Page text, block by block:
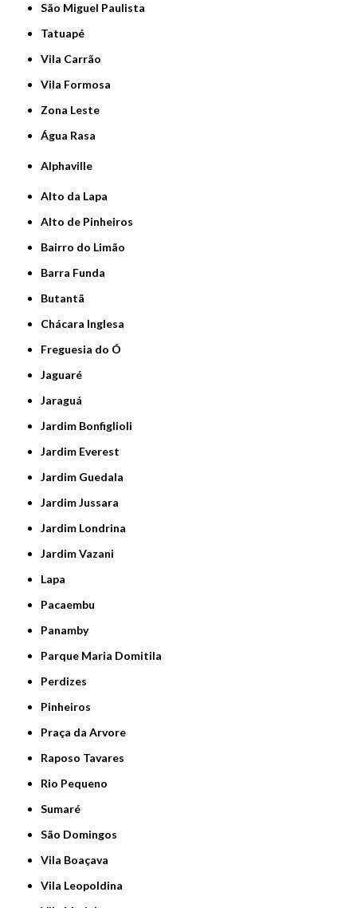
São Miguel Paulista
Tatuapé
Vila Carrão
Vila Formosa
Zona Leste
Água Rasa
Alphaville
Alto da Lapa
Alto de Pinheiros
Bairro do Limão
Barra Funda
Butantã
Chácara Inglesa
Freguesia do Ó
Jaguaré
Jaraguá
Jardim Bonfiglioli
Jardim Everest
Jardim Guedala
Jardim Jussara
Jardim Londrina
Jardim Vazani
Lapa
Pacaembu
Panamby
Parque Maria Domitila
Perdizes
Pinheiros
Praça da Arvore
Raposo Tavares
Rio Pequeno
Sumaré
São Domingos
Vila Boaçava
Vila Leopoldina